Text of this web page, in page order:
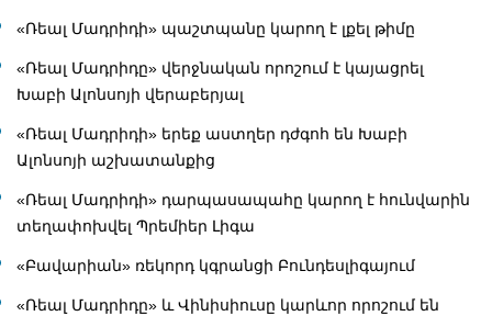
«Ռեալ Մադրիդի» պաշտպանը կարող է լքել թիմը
«Ռեալ Մադրիդը» վերջնական որոշում է կայացրել
Խաբի Ալոնսոյի վերաբերյալ
«Ռեալ Մադրիդի» երեք աստղեր դժգոհ են Խաբի
Ալոնսոյի աշխատանքից
«Ռեալ Մադրիդի» դարպասապահը կարող է հունվարին
տեղափոխվել Պրեմիեր Լիգա
«Բավարիան» ռեկորդ կգրանցի Բունդեսլիգայում
«Ռեալ Մադրիդը» և Վինիսիուսը կարևոր որոշում են